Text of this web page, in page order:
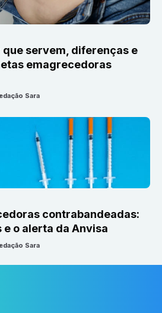
que servem, diferenças e
emagrecedoras
Sara
contrabandeadas:
o alerta da Anvisa
Sara